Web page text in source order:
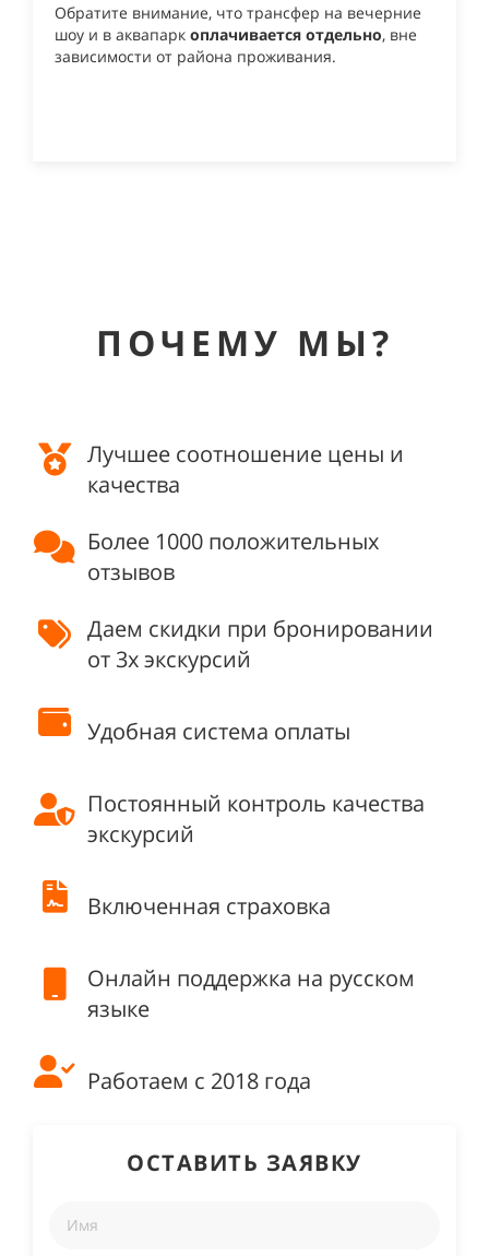
Обратите внимание, что трансфер на вечерние
шоу и в аквапарк оплачивается отдельно, вне
зависимости от района проживания.
ПОЧЕМУ МЫ?
Лучшее соотношение цены и
качества
Более 1000 положительных
отзывов
Даем скидки при бронировании
от 3х экскурсий
Удобная система оплаты
Постоянный контроль качества
экскурсий
Включенная страховка
Онлайн поддержка на русском
языке
Работаем с 2018 года
ОСТАВИТЬ ЗАЯВКУ